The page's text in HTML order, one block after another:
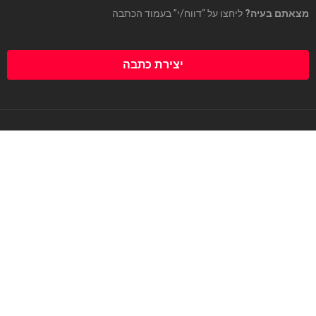
מצאתם בעיה? ליחצו על “דווח/י” בעמוד הכתבה
יצירת כתבה